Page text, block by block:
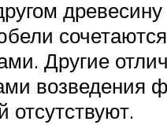
Другие
возведения
отсутствуют.